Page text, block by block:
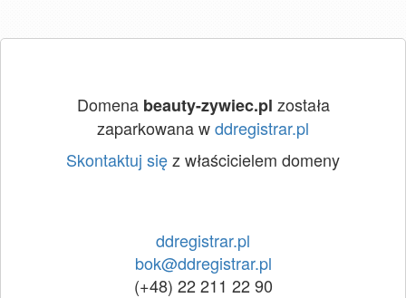
Domena beauty-zywiec.pl została
zaparkowana wddregistrar.pl
Skontaktuj sięz właścicielem domeny
ddregistrar.pl
bok@ddregistrar.pl
(+48) 22 211 22 90